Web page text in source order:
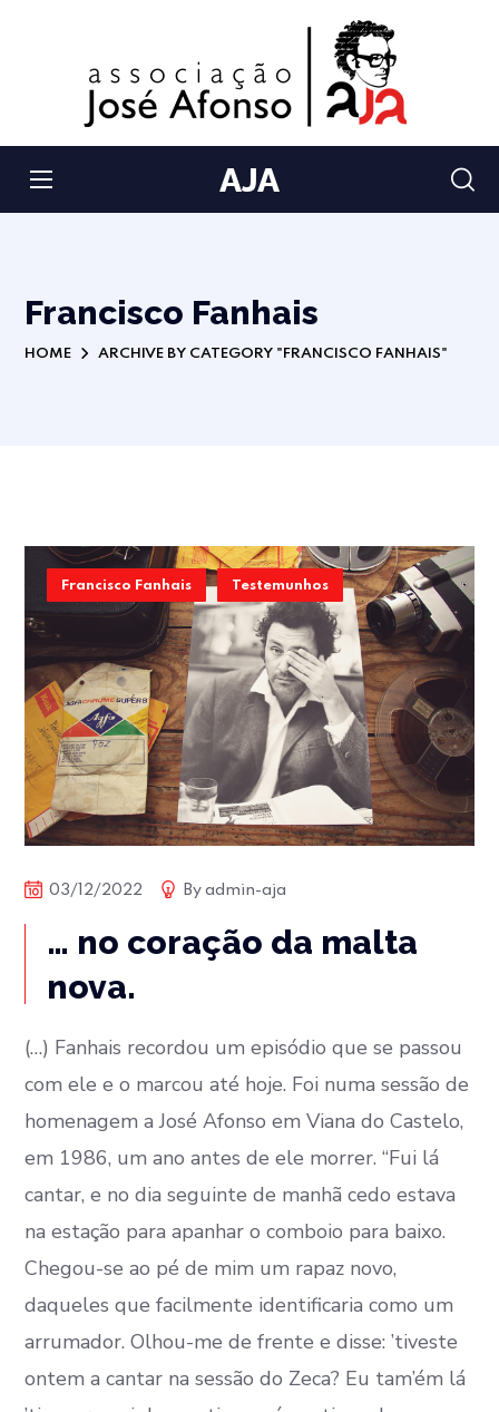
AJA
Francisco Fanhais
HOME ARCHIVE BY CATEGORY "FRANCISCO FANHAIS"
Francisco Fanhais Testemunhos
03/12/2022 Byadmin-aja
… no coração da malta
nova.
(…) Fanhais recordou um episódio que se passou
com ele e o marcou até hoje. Foi numa sessão de
homenagem a José Afonso em Viana do Castelo,
em 1986, um ano antes de ele morrer. “Fui lá
cantar, e no dia seguinte de manhã cedo estava
na estação para apanhar o comboio para baixo.
Chegou-se ao pé de mim um rapaz novo,
daqueles que facilmente identificaria como um
arrumador. Olhou-me de frente e disse: ’tiveste
ontem a cantar na sessão do Zeca? Eu tam’ém lá